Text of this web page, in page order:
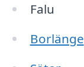
Falu
Borlänge